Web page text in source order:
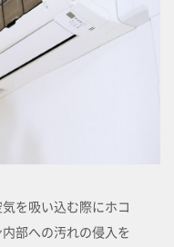
を吸い込む際にホコ
部への汚れの侵入を